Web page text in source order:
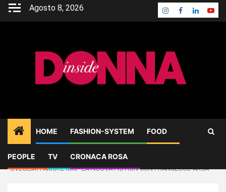
Skip
Agosto 8, 2026 Instagram
Facebook
Linkedin
HOME FASHION-SYSTEM FOOD
PEOPLE TV CRONACA ROSA
Home
TV
“SVEGLIATI AMORE MIO” LA NUOVA FICTION CON FRANCESCO ARCA